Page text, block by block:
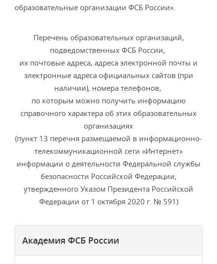
образовательные организации ФСБ России».
Перечень образовательных организаций,
подведомственных ФСБ России,
их почтовые адреса, адреса электронной почты и
электронные адреса официальных сайтов (при
наличии), номера телефонов,
по которым можно получить информацию
справочного характера об этих образовательных
организациях
(пункт 13 перечня размещаемой в информационно-
телекоммуникационной сети «Интернет»
информации о деятельности Федеральной службы
безопасности Российской Федерации,
утвержденного Указом Президента Российской
Федерации от 1 октября 2020 г. № 591)
Академия ФСБ России